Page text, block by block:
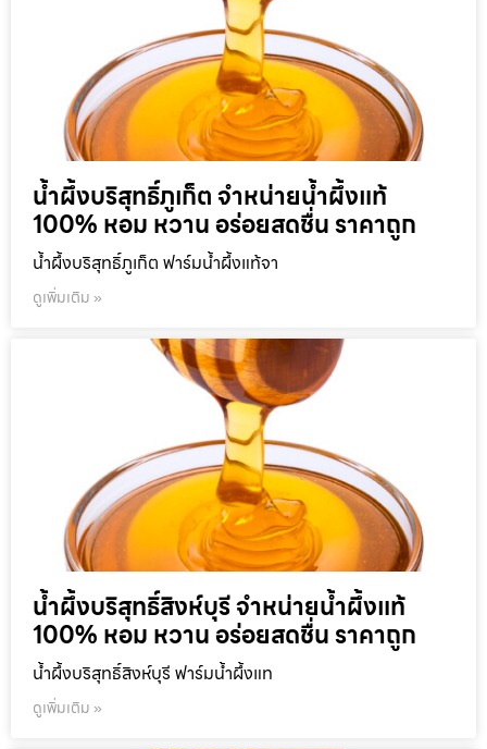
น้ำผึ้งบริสุทธิ์ภูเก็ต จำหน่ายน้ำผึ้งแท้
100% หอม หวาน อร่อยสดชื่น ราคาถูก
น้ำผึ้งบริสุทธิ์ภูเก็ต ฟาร์มน้ำผึ้งแท้จา
ดูเพิ่มเติม »
น้ำผึ้งบริสุทธิ์สิงห์บุรี จำหน่ายน้ำผึ้งแท้
100% หอม หวาน อร่อยสดชื่น ราคาถูก
น้ำผึ้งบริสุทธิ์สิงห์บุรี ฟาร์มน้ำผึ้งแท
ดูเพิ่มเติม »